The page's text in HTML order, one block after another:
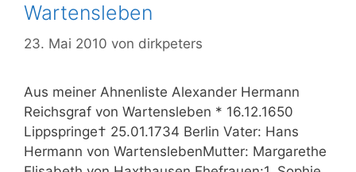
Wartensleben
23. Mai 2010 von dirkpeters
Aus meiner Ahnenliste Alexander Hermann
Reichsgraf von Wartensleben * 16.12.1650
Lippspringe† 25.01.1734 Berlin Vater: Hans
Hermann von WartenslebenMutter: Margarethe